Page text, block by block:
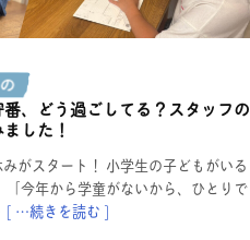
、どう過ごしてる？スタッフの
した！
がスタート！ 小学生の子どもがいる
「今年から学童がないから、ひとりで
[ …続きを読む ]